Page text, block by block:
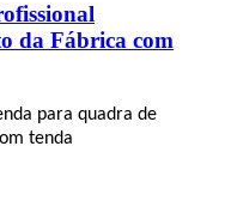
da Fábrica com
para quadra de
tenda